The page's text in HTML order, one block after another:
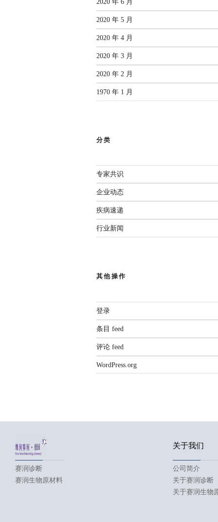
2020 年 6 月
2020 年 5 月
2020 年 4 月
2020 年 3 月
2020 年 2 月
1970 年 1 月
分类
专家共识
企业动态
疾病速递
行业新闻
其他操作
登录
条目 feed
评论 feed
WordPress.org
赛润诊断
赛润生物原材料
关于我们
公司简介
关于赛润诊断
关于赛润生物